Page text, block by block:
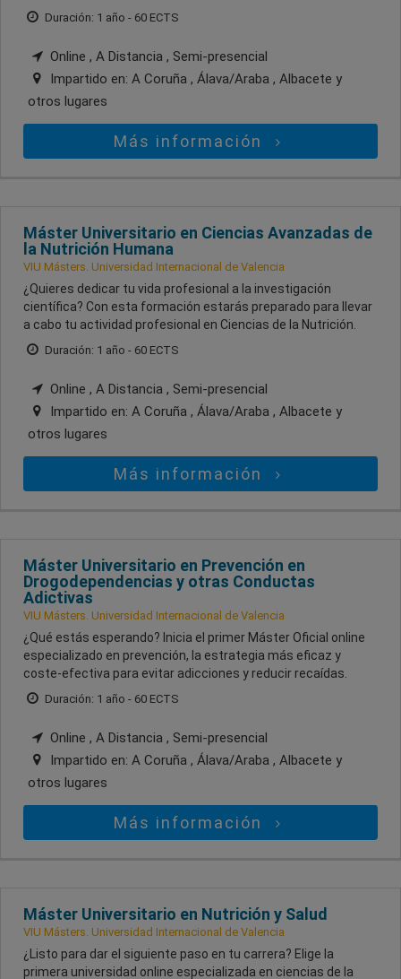
Duración: 1 año - 60 ECTS
Online , A Distancia , Semi-presencial
Impartido en: A Coruña , Álava/Araba , Albacete y
otros lugares
Más información
Máster Universitario en Ciencias Avanzadas de
la Nutrición Humana
VIU Másters. Universidad Internacional de Valencia
¿Quieres dedicar tu vida profesional a la investigación
científica? Con esta formación estarás preparado para llevar
a cabo tu actividad profesional en Ciencias de la Nutrición.
Duración: 1 año - 60 ECTS
Online , A Distancia , Semi-presencial
Impartido en: A Coruña , Álava/Araba , Albacete y
otros lugares
Más información
Máster Universitario en Prevención en
Drogodependencias y otras Conductas
Adictivas
VIU Másters. Universidad Internacional de Valencia
¿Qué estás esperando? Inicia el primer Máster Oficial online
especializado en prevención, la estrategia más eficaz y
coste-efectiva para evitar adicciones y reducir recaídas.
Duración: 1 año - 60 ECTS
Online , A Distancia , Semi-presencial
Impartido en: A Coruña , Álava/Araba , Albacete y
otros lugares
Más información
Máster Universitario en Nutrición y Salud
VIU Másters. Universidad Internacional de Valencia
¿Listo para dar el siguiente paso en tu carrera? Elige la
primera universidad online especializada en ciencias de la